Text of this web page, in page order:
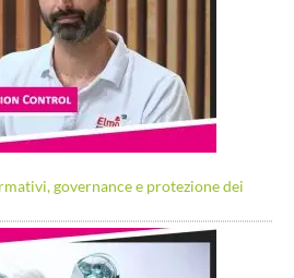
governance e protezione dei